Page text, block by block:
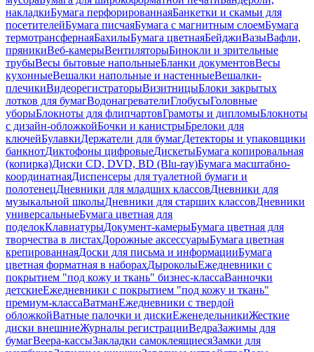
накладкиБумага перфорированнаяБанкетки и скамьи для
посетителейБумага писчаяБумага с магнитным слоемБумага
термотрансфернаяБахилыБумага цветнаяБейджиВазыВафли,
пряникиВеб-камерыВентиляторыБинокли и зрительные
трубыВесы бытовые напольныеБланки документовВесы
кухонныеВешалки напольные и настенныеВешалки-
плечикиВидеорегистраторыВизитницыБлоки закрытых
лотков для бумагВодонагревателиГлобусыГоловные
уборыБлокноты для флипчартовГрамоты и дипломыБлокноты
с дизайн-обложкойБочки и канистрыБрелоки для
ключейБулавкиДержатели для бумагДетекторы и упаковщики
банкнотДиктофоны цифровыеДискетыБумага копировальная
(копирка)Диски CD, DVD, BD (Blu-ray)Бумага масштабно-
координатнаяДиспенсеры для туалетной бумаги и
полотенецДневники для младших классовДневники для
музыкальной школыДневники для старших классовДневники
универсальныеБумага цветная для
поделокКлавиатурыДокумент-камерыБумага цветная для
творчества в листахДорожные аксессуарыБумага цветная
крепированнаяДоски для письма и информацииБумага
цветная форматная в наборахДыроколыЕжедневники с
покрытием "под кожу и ткань" бизнес-классаВанночки
детскиеЕжедневники с покрытием "под кожу и ткань"
премиум-классаВатманЕжедневники с твердой
обложкойВатные палочки и дискиЕженедельникиЖесткие
диски внешниеЖурналы регистрацииВедраЗажимы для
бумагВеера-кассыЗакладки самоклеящиесяЗамки для